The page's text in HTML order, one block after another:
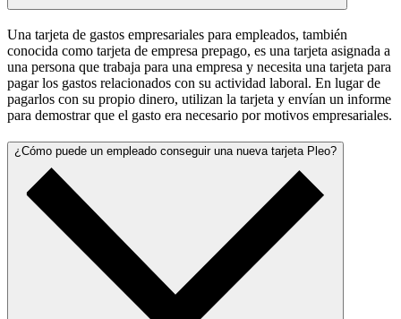
Una tarjeta de gastos empresariales para empleados, también
conocida como tarjeta de empresa prepago, es una tarjeta asignada a
una persona que trabaja para una empresa y necesita una tarjeta para
pagar los gastos relacionados con su actividad laboral. En lugar de
pagarlos con su propio dinero, utilizan la tarjeta y envían un informe
para demostrar que el gasto era necesario por motivos empresariales.
¿Cómo puede un empleado conseguir una nueva tarjeta Pleo?